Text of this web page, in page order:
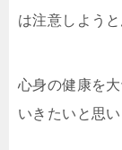
は注意しよう
心身の健康を
いきたいと思い